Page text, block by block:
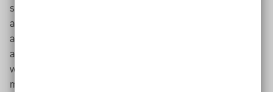
statt „in den Austausch gehen“. Und formulieren Sie
aktiv: „Wir sind zusammen spazieren gegangen. Es hat
allen Spaß gemacht.“ statt „Der Spaziergang wurde von
allen sehr positiv aufgenommen“. Außerdem hilft es,
wenn Sie pro Satz nur einen Nebensatz einbauen: „Ich
möchte morgen spazieren gehen, wenn das Wetter gut